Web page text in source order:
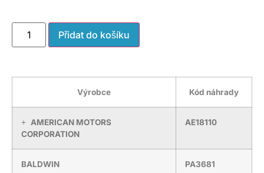
Přidat do košíku
Výrobce Kód náhrady
AMERICAN MOTORS
CORPORATION
AE18110
BALDWIN PA3681